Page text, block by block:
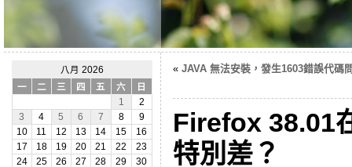
八月 2026
一
二 三 四 五 六
日
1
2
3
4 5 6 7 8
9
10
11 12 13 14 15
16
17
18 19 20 21 22
23
24
25 26 27 28 29
30
« JAVA 無法安裝，發生1603錯誤代碼
Firefox 38.01
特別差？